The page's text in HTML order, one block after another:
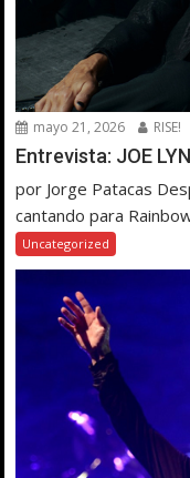
mayo 21, 2026 RISE!
Entrevista: JOE
por Jorge Patacas
cantando para
Uncategorized